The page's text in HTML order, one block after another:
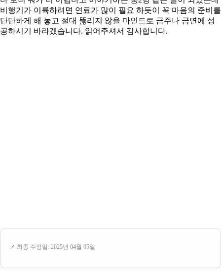
비행기가 이륙하려면 연료가 많이 필요 하듯이 꼭 마음의 준비를
단단하게 해 놓고 절대 뚫리지 않을 마인드로 금주나 금연에 성
공하시기 바라겠습니다. 읽어주셔서 감사합니다.
📌 최종 수정일: 2025년 04월 05일